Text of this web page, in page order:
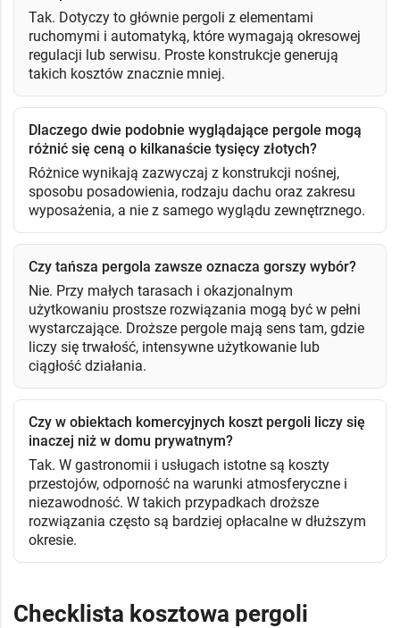
Tak. Dotyczy to głównie pergoli z elementami
ruchomymi i automatyką, które wymagają okresowej
regulacji lub serwisu. Proste konstrukcje generują
takich kosztów znacznie mniej.
Dlaczego dwie podobnie wyglądające pergole mogą
różnić się ceną o kilkanaście tysięcy złotych?
Różnice wynikają zazwyczaj z konstrukcji nośnej,
sposobu posadowienia, rodzaju dachu oraz zakresu
wyposażenia, a nie z samego wyglądu zewnętrznego.
Czy tańsza pergola zawsze oznacza gorszy wybór?
Nie. Przy małych tarasach i okazjonalnym
użytkowaniu prostsze rozwiązania mogą być w pełni
wystarczające. Droższe pergole mają sens tam, gdzie
liczy się trwałość, intensywne użytkowanie lub
ciągłość działania.
Czy w obiektach komercyjnych koszt pergoli liczy się
inaczej niż w domu prywatnym?
Tak. W gastronomii i usługach istotne są koszty
przestojów, odporność na warunki atmosferyczne i
niezawodność. W takich przypadkach droższe
rozwiązania często są bardziej opłacalne w dłuższym
okresie.
Checklista kosztowa pergoli